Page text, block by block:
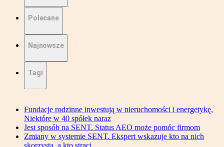
Polecane
Najnowsze
Tagi
Fundacje rodzinne inwestują w nieruchomości i energetykę.
Niektóre w 40 spółek naraz
Jest sposób na SENT. Status AEO może pomóc firmom
Zmiany w systemie SENT. Ekspert wskazuje kto na nich
skorzysta, a kto straci